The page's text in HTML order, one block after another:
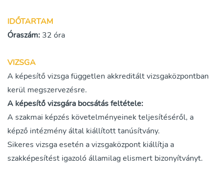
IDŐTARTAM
Óraszám: 32 óra
VIZSGA
A képesítő vizsga független akkreditált vizsgaközpontban
kerül megszervezésre.
A képesítő vizsgára bocsátás feltétele:
A szakmai képzés követelményeinek teljesítéséről, a
képző intézmény által kiállított tanúsítvány.
Sikeres vizsga esetén a vizsgaközpont kiállítja a
szakképesítést igazoló államilag elismert bizonyítványt.